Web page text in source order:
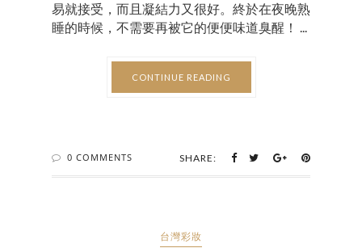
易就接受，而且凝結力又很好。終於在夜晚熟
睡的時候，不需要再被它的便便味道臭醒！ ...
CONTINUE READING
0 COMMENTS SHARE:
台灣彩妝